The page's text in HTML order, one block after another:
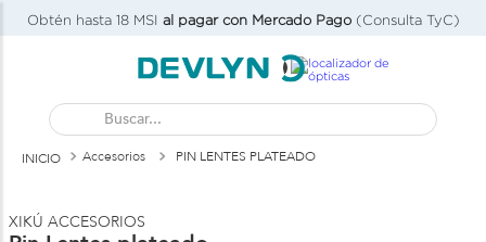
Obtén hasta 18 MSI al pagar con Mercado Pago(Consulta TyC)
Buscar...
Accesorios PIN LENTES PLATEADO
XIKÚ ACCESORIOS